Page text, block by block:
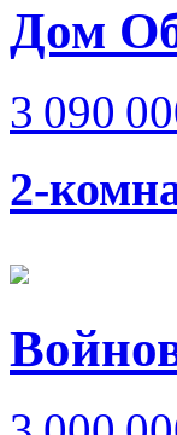
Дом
3 090
2-